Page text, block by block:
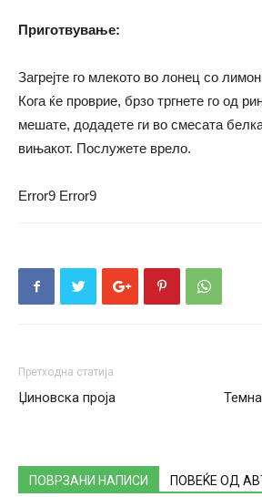
Приготвување:
Загрејте го млекото во лонец со
Кога ќе проврие, брзо тргнете го од
мешате, додадете ги во смесата
вињакот. Послужете врело.
Error9 Error9
Претходна статија
Џиновска проја
ПОВРЗАНИ НАПИСИ ПОВЕЌЕ ОД